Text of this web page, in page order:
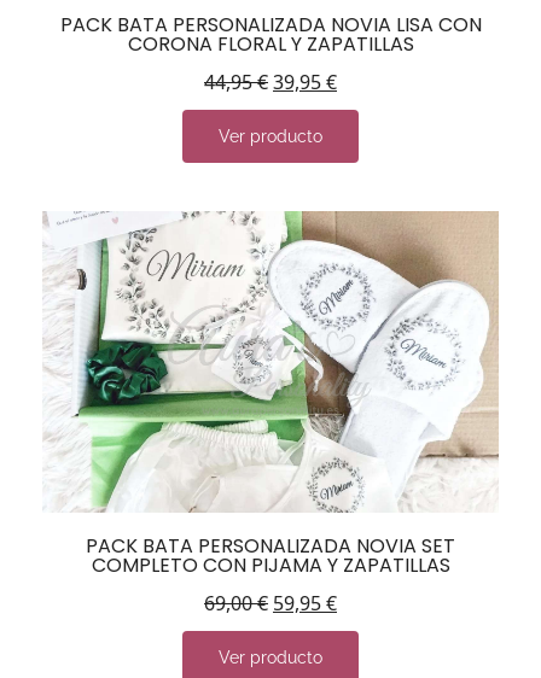
PACK BATA PERSONALIZADA NOVIA LISA CON
CORONA FLORAL Y ZAPATILLAS
44,95€39,95€
Ver producto
PACK BATA PERSONALIZADA NOVIA SET
COMPLETO CON PIJAMA Y ZAPATILLAS
69,00€ 59,95€
Ver producto